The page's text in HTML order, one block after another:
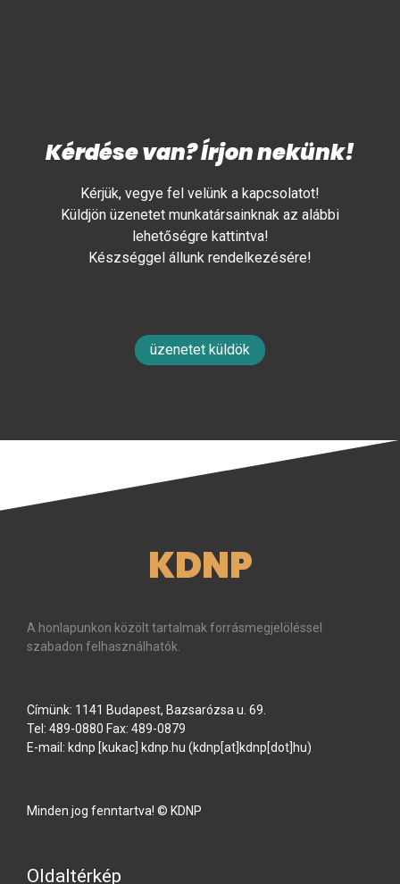
Kérdése van? Írjon nekünk!
Kérjük, vegye fel velünk a kapcsolatot!
Küldjön üzenetet munkatársainknak az alábbi
lehetőségre kattintva!
Készséggel állunk rendelkezésére!
üzenetet küldök
KDNP
A honlapunkon közölt tartalmak forrásmegjelöléssel
szabadon felhasználhatók.
Címünk: 1141 Budapest, Bazsarózsa u. 69.
Tel: 489-0880 Fax: 489-0879
E-mail: kdnp [kukac] kdnp hu (kdnp[at]kdnp[dot]hu)
Minden jog fenntartva! © KDNP
Oldaltérkép